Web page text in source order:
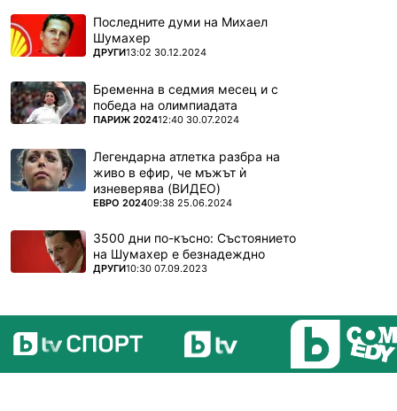
Последните думи на Михаел
Шумахер
ПОВЕЧЕ ОТ
ДРУГИ13:02 30.12.2024
Бременна в седмия месец и с
победа на олимпиадата
ПОВЕЧЕ ОТ
ПАРИЖ 202412:40 30.07.2024
Легендарна атлетка разбра на
живо в ефир, че мъжът ѝ
изневерява (ВИДЕО)
ПОВЕЧЕ ОТ
ЕВРО 202409:38 25.06.2024
3500 дни по-късно: Състоянието
на Шумахер е безнадеждно
ПОВЕЧЕ ОТ
ДРУГИ10:30 07.09.2023